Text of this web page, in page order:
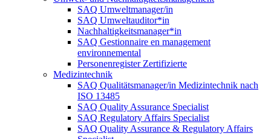
SAQ Umweltmanager/in
SAQ Umweltauditor*in
Nachhaltigkeitsmanager*in
SAQ Gestionnaire en management
environnemental
Personenregister Zertifizierte
Medizintechnik
SAQ Qualitätsmanager/in Medizintechnik nach
ISO 13485
SAQ Quality Assurance Specialist
SAQ Regulatory Affairs Specialist
SAQ Quality Assurance & Regulatory Affairs